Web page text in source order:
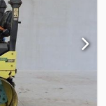
kg * Maksimalna
S E Rohief *
85,9 kW (115 KS)
sistem * Protok
pritisak: 25 MPa *
regulacijom,
* Prigušivanje